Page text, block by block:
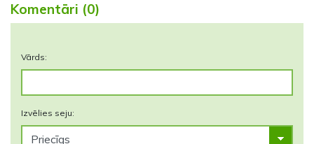
Komentāri (0)
Vārds:
Izvēlies seju: